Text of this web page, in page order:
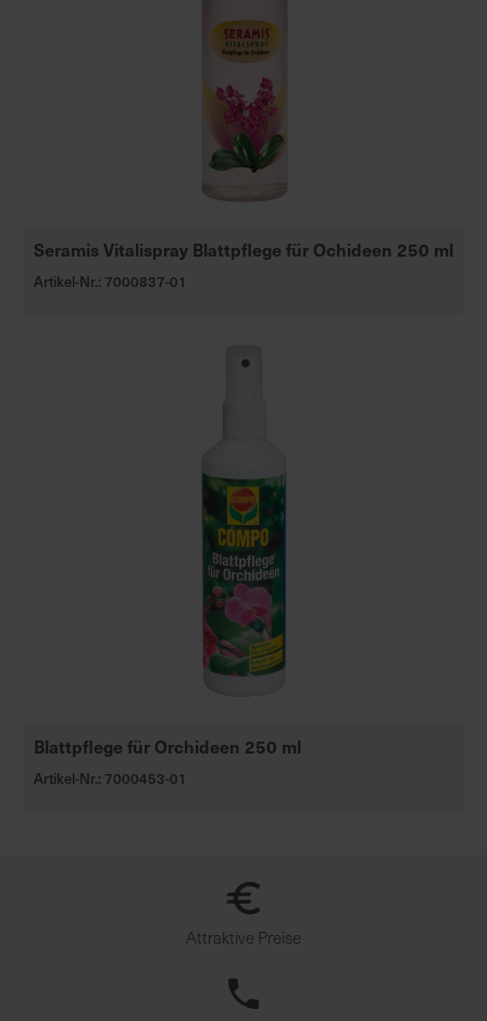
Seramis Vitalispray Blattpflege für Ochideen 250 ml
Artikel-Nr.: 7000837-01
Blattpflege für Orchideen 250 ml
Artikel-Nr.: 7000453-01
Attraktive Preise